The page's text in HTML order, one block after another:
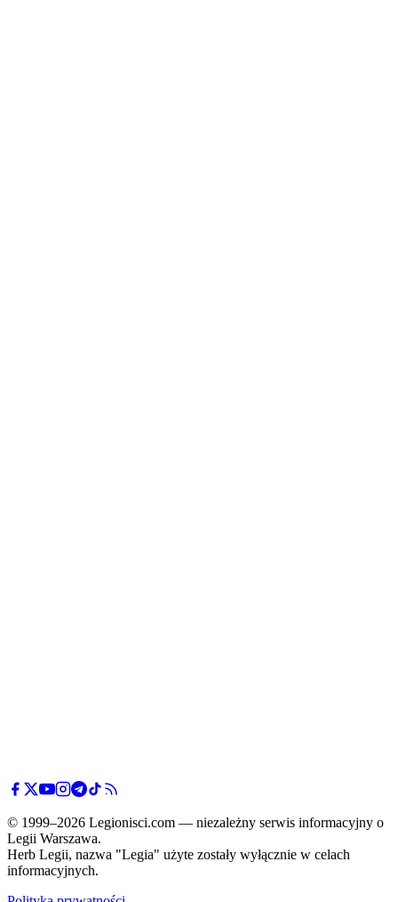
© 1999–2026 Legionisci.com — niezależny serwis informacyjny o
Legii Warszawa.
Herb Legii, nazwa "Legia" użyte zostały wyłącznie w celach
informacyjnych.